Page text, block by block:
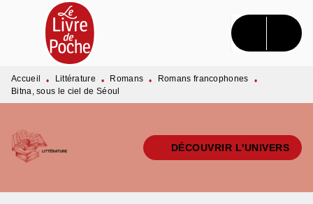
MENU RECHERCHE CONTENU
PIED DE PAGE
Accueil • Littérature • Romans • Romans francophones
•
Bitna, sous le ciel de Séoul
DÉCOUVRIR L'UNIVERS